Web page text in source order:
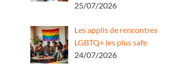
25/07/2026
Les applis de rencontres
LGBTQ+ les plus safe
24/07/2026